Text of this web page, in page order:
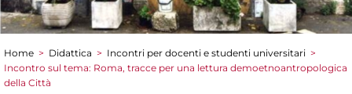
Tu sei qui
Home > Didattica > Incontri per docenti e studenti universitari >
Incontro sul tema: Roma, tracce per una lettura demoetnoantropologica
della Città